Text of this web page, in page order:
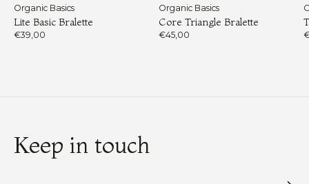
Organic Basics
Lite Basic Bralette
€39,00
Organic Basics
Core Triangle Bralette
€45,00
Keep in touch